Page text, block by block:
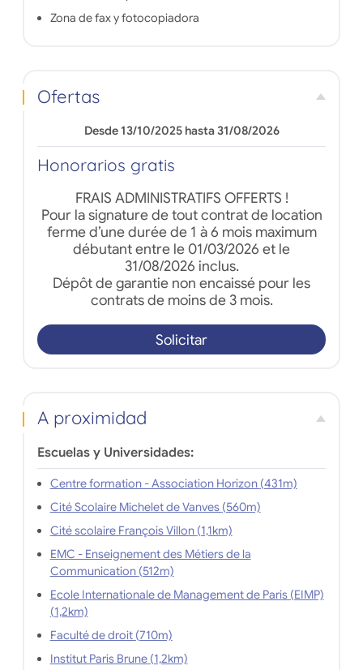
Zona de fax y fotocopiadora
Ofertas
Desde 13/10/2025 hasta 31/08/2026
Honorarios gratis
FRAIS ADMINISTRATIFS OFFERTS !
Pour la signature de tout contrat de location
ferme d’une durée de 1 à 6 mois maximum
débutant entre le 01/03/2026 et le
31/08/2026 inclus.
Dépôt de garantie non encaissé pour les
contrats de moins de 3 mois.
Solicitar
A proximidad
Escuelas y Universidades:
Centre formation - Association Horizon (431m)
Cité Scolaire Michelet de Vanves (560m)
Cité scolaire François Villon (1,1km)
EMC - Enseignement des Métiers de la
Communication (512m)
Ecole Internationale de Management de Paris (EIMP)
(1,2km)
Faculté de droit (710m)
Institut Paris Brune (1,2km)